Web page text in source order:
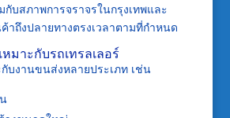
กับสภาพการจราจรในกรุงเทพและ
ถึงปลายทางตรงเวลาตามที่กำหนด
มาะกับรถเทรลเลอร์
กับงานขนส่งหลายประเภท เช่น